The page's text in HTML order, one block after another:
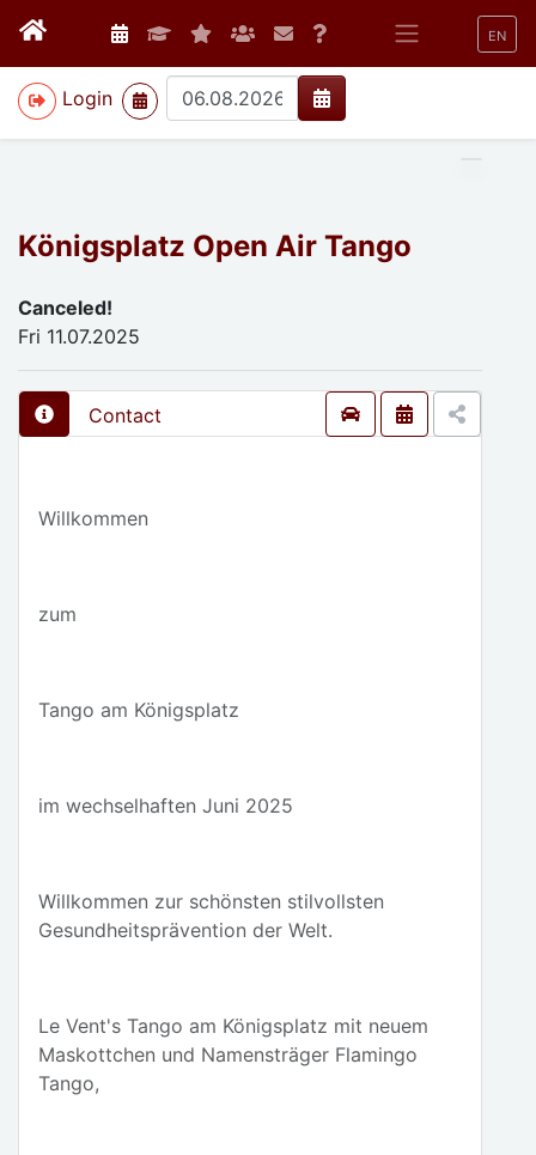
EN
Login
>
Königsplatz Open Air Tango
Canceled!
Fri 11.07.2025
Contact
Willkommen
zum
Tango am Königsplatz
im wechselhaften Juni 2025
Willkommen zur schönsten stilvollsten
Gesundheitsprävention der Welt.
Le Vent's Tango am Königsplatz mit neuem
Maskottchen und Namensträger Flamingo
Tango,